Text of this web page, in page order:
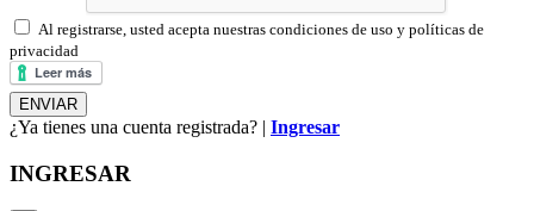
Al registrarse, usted acepta nuestras condiciones de uso y políticas de
privacidad
¿Ya tienes una cuenta registrada? | Ingresar
INGRESAR